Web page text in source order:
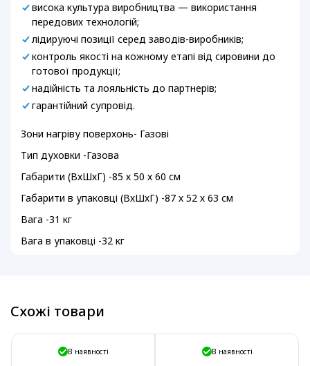
висока культура виробництва — використання
передових технологій;
лідируючі позиції серед заводів-виробників;
контроль якості на кожному етапі від сировини до
готової продукції;
надійність та лояльність до партнерів;
гарантійний супровід.
Зони нагріву поверхонь- Газові
Тип духовки -Газова
Габарити (ВхШхГ) -85 х 50 х 60 см
Габарити в упаковці (ВхШхГ) -87 х 52 х 63 см
Вага -31 кг
Вага в упаковці -32 кг
Схожі товари
В наявності В наявності